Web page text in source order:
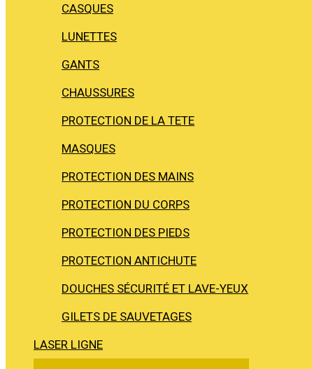
CASQUES
LUNETTES
GANTS
CHAUSSURES
PROTECTION DE LA TETE
MASQUES
PROTECTION DES MAINS
PROTECTION DU CORPS
PROTECTION DES PIEDS
PROTECTION ANTICHUTE
DOUCHES SÉCURITÉ ET LAVE-YEUX
GILETS DE SAUVETAGES
LASER LIGNE